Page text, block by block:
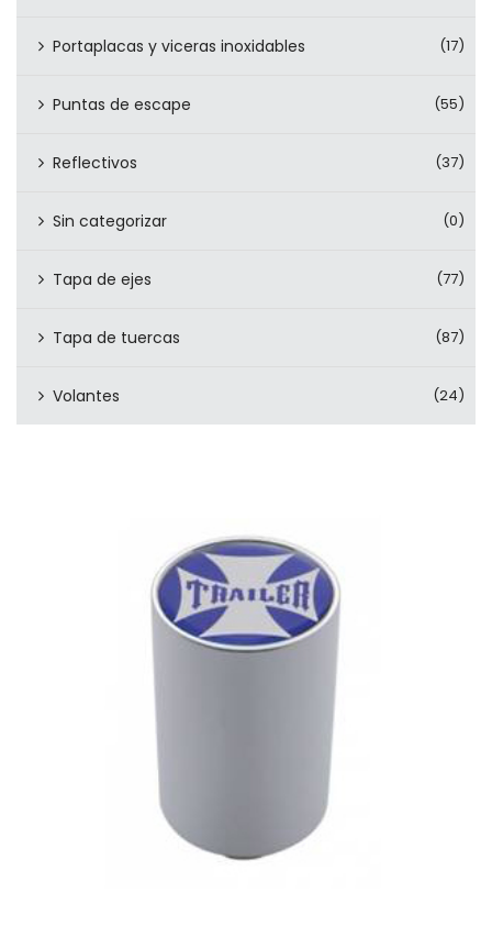
Portaplacas y viceras inoxidables (17)
Puntas de escape (55)
Reflectivos (37)
Sin categorizar (0)
Tapa de ejes (77)
Tapa de tuercas (87)
Volantes (24)